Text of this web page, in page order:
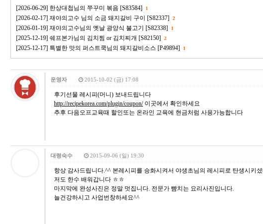
[2026-06-29] 한상대첩님의 쭈꾸미 볶음 [S83584] 1
[2026-02-17] 재야의고수 님의 소금 돼지갈비 구이 [S82337] 2
[2026-01-19] 재야의고수님의 옛날 광양식 불고기 [S82338] 1
[2025-12-19] 쉐프본가님의 김치찜 or 김치찌개 [S82150] 2
[2025-12-17] 특별한 맛의 퍼스트쿡님의 돼지갈비소스 [P49894] 1
운영자 2015-10-02 (금) 17:08
후기선물 레시피(머니) 보내드립니다
http://recipekorea.com/plugin/coupon/이곳에서 확인하세요
추후 다음오프교육때 할인또는 온라인 교육에 현금처럼 사용가능합니다
대령숙수 2015-09-06 (일) 19:30
항상 감사드립니다.^^ 본레시피를 승화시켜서 야생초님의 레시피로 탄생시키
저도 한수 배워갑니다 ㅎㅎ
마지막에 완성사진은 정말 멋집니다. 전문가 뺨치는 요리사진입니다.
늘건강하시고 사업번창하세요^^